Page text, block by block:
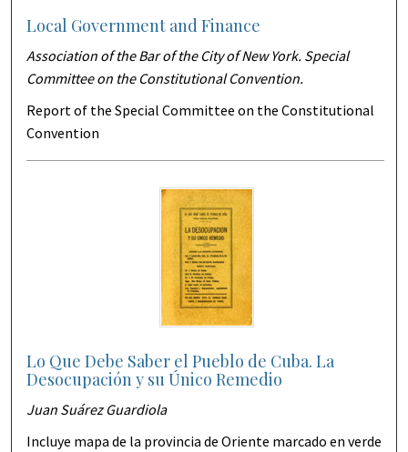
Local Government and Finance
Association of the Bar of the City of New York. Special
Committee on the Constitutional Convention.
Report of the Special Committee on the Constitutional
Convention
Lo Que Debe Saber el Pueblo de Cuba. La
Desocupación y su Único Remedio
Juan Suárez Guardiola
Incluye mapa de la provincia de Oriente marcado en verde